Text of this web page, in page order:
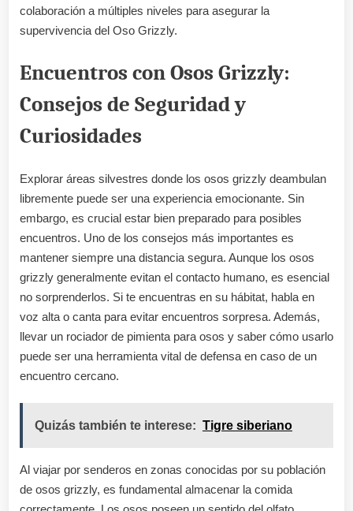
colaboración a múltiples niveles para asegurar la
supervivencia del Oso Grizzly.
Encuentros con Osos Grizzly:
Consejos de Seguridad y
Curiosidades
Explorar áreas silvestres donde los osos grizzly deambulan
libremente puede ser una experiencia emocionante. Sin
embargo, es crucial estar bien preparado para posibles
encuentros. Uno de los consejos más importantes es
mantener siempre una distancia segura. Aunque los osos
grizzly generalmente evitan el contacto humano, es esencial
no sorprenderlos. Si te encuentras en su hábitat, habla en
voz alta o canta para evitar encuentros sorpresa. Además,
llevar un rociador de pimienta para osos y saber cómo usarlo
puede ser una herramienta vital de defensa en caso de un
encuentro cercano.
Quizás también te interese: Tigre siberiano
Al viajar por senderos en zonas conocidas por su población
de osos grizzly, es fundamental almacenar la comida